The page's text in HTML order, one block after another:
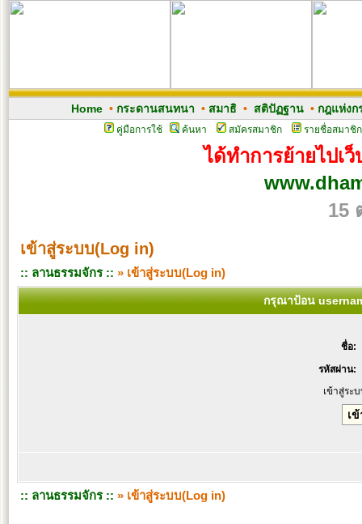
Home• กระดานสนทนา • สมาธิ• สติปัฏฐาน• กฎแห่งก
คู่มือการใช้ ค้นหา สมัครสมาชิก รายชื่อสมาชิก
ได้ทำการย้ายไปเ
15
เข้าสู่ระบบ(Log in)
:: ลานธรรมจักร :: » เข้าสู่ระบบ(Log in)
กรุณาป้อน
ชื่อ:
รหัสผ่าน:
เข้าสู่ระ
:: ลานธรรมจักร :: » เข้าสู่ระบบ(Log in)